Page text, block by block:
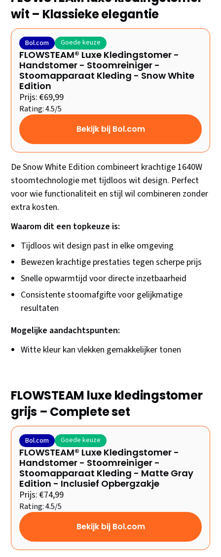
wit – Klassieke elegantie
Bol.com Goede keuze
FLOWSTEAM® Luxe Kledingstomer -
Handstomer - Stoomreiniger -
Stoomapparaat Kleding - Snow White
Edition
Prijs: €69,99
Rating: 4.5/5
Bekijk bij Bol.com
De Snow White Edition combineert krachtige 1640W
stoomtechnologie met tijdloos wit design. Perfect
voor wie functionaliteit en stijl wil combineren zonder
extra kosten.
Waarom dit een topkeuze is:
Tijdloos wit design past in elke omgeving
Bewezen krachtige prestaties tegen scherpe prijs
Snelle opwarmtijd voor directe inzetbaarheid
Consistente stoomafgifte voor gelijkmatige
resultaten
Mogelijke aandachtspunten:
Witte kleur kan vlekken gemakkelijker tonen
FLOWSTEAM luxe kledingstomer
grijs – Complete set
Bol.com Goede keuze
FLOWSTEAM® Luxe Kledingstomer -
Handstomer - Stoomreiniger -
Stoomapparaat Kleding - Matte Gray
Edition - Inclusief Opbergzakje
Prijs: €74,99
Rating: 4.5/5
Bekijk bij Bol.com